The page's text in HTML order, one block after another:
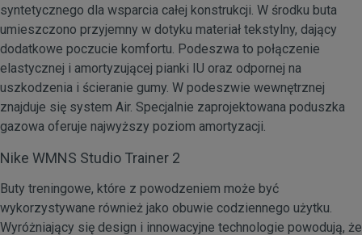
syntetycznego dla wsparcia całej konstrukcji. W środku buta
umieszczono przyjemny w dotyku materiał tekstylny, dający
dodatkowe poczucie komfortu. Podeszwa to połączenie
elastycznej i amortyzującej pianki IU oraz odpornej na
uszkodzenia i ścieranie gumy. W podeszwie wewnętrznej
znajduje się system Air. Specjalnie zaprojektowana poduszka
gazowa oferuje najwyższy poziom amortyzacji.
Nike WMNS Studio Trainer 2
Buty treningowe, które z powodzeniem może być
wykorzystywane również jako obuwie codziennego użytku.
Wyróżniający się design i innowacyjne technologie powodują, że